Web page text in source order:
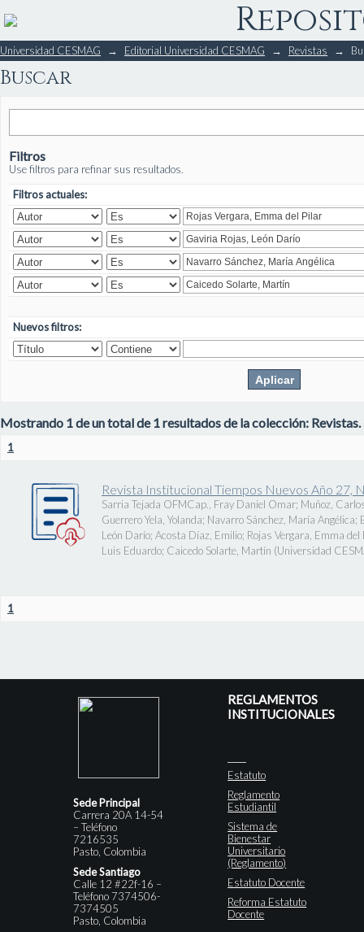
Buscar
Universidad CESMAG → Editorial Universidad CESMAG → Revistas →
Buscar
Filtros
Use filtros para refinar sus resultados.
Filtros actuales:
Nuevos filtros:
Mostrando 1 de un total de 1 resultados de la colección: Revistas.
1
Revista Institucional Tiempos Nuevos Año 27,
Sarria Tejada OFMCap., Fray Daniel Omar; Muñoz,
Guerrero Yela, Yolanda; Navarro Sánchez, María Angélica;
León Darío; Acosta Díaz, Emilio; Rojas Vergara, Emma del
Luis Eduardo; Caicedo Solarte, Martín (Universidad
1
Sede Principal
Carrera 20A 14-54
– Teléfono
7216535
Pasto, Colombia
Sede Santiago
Calle 12 #22f-16 –
Teléfono 7374506-
7374505
Pasto, Colombia
REGLAMENTOS
INSTITUCIONALES
Estatuto
Reglamento
Estudiantil
Sistema de
Bienestar
Universitario
(Reglamento)
Estatuto Docente
Reforma Estatuto
Docente